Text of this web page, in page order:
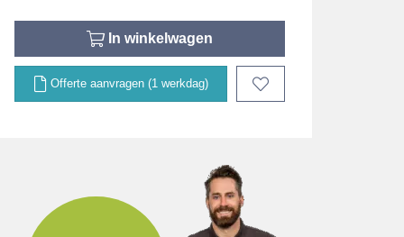
In winkelwagen
Offerte aanvragen (1 werkdag)